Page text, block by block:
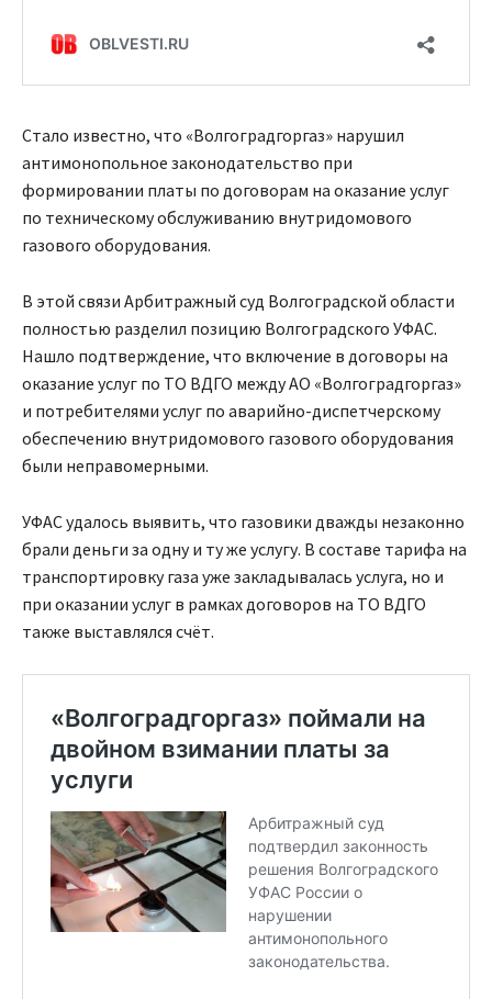
Стало известно, что «Волгоградгоргаз» нарушил
антимонопольное законодательство при
формировании платы по договорам на оказание услуг
по техническому обслуживанию внутридомового
газового оборудования.
В этой связи Арбитражный суд Волгоградской области
полностью разделил позицию Волгоградского УФАС.
Нашло подтверждение, что включение в договоры на
оказание услуг по ТО ВДГО между АО «Волгоградгоргаз»
и потребителями услуг по аварийно-диспетчерскому
обеспечению внутридомового газового оборудования
были неправомерными.
УФАС удалось выявить, что газовики дважды незаконно
брали деньги за одну и ту же услугу. В составе тарифа на
транспортировку газа уже закладывалась услуга, но и
при оказании услуг в рамках договоров на ТО ВДГО
также выставлялся счёт.